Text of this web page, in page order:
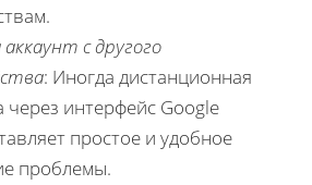
аккаунт с другого
: Иногда дистанционная
через интерфейс Google
простое и удобное
проблемы.